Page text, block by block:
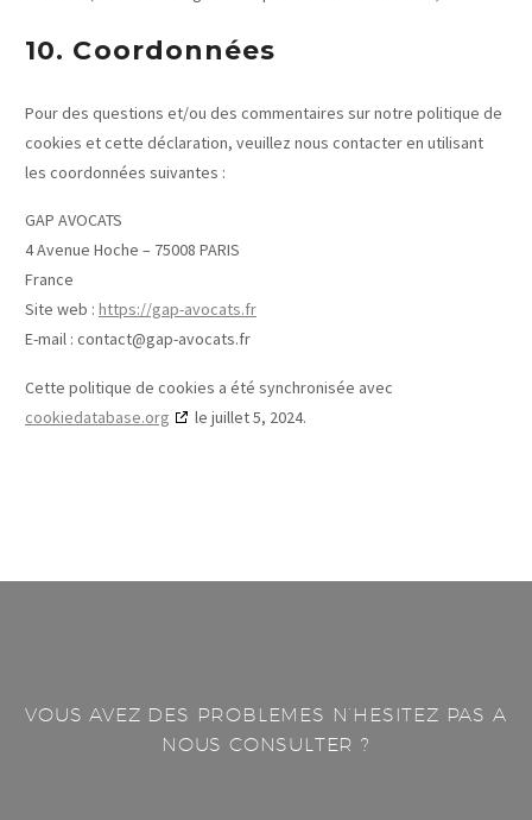
10. Coordonnées
Pour des questions et/ou des commentaires sur notre politique de
cookies et cette déclaration, veuillez nous contacter en utilisant
les coordonnées suivantes :
GAP AVOCATS
4 Avenue Hoche – 75008 PARIS
France
Site web : https://gap-avocats.fr
E-mail : contact@gap-avocats.fr
Cette politique de cookies a été synchronisée avec
cookiedatabase.org
le juillet 5, 2024.
VOUS AVEZ DES PROBLEMES N’HESITEZ PAS A
NOUS CONSULTER ?